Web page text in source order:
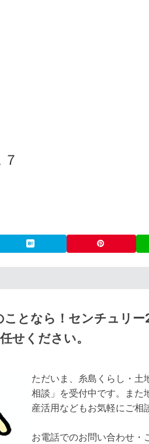
となら！センチュリー
せください。
ただいま、糸島くらし・土
相談」を受付中です。また
産活用などもお気軽にご相
お電話でのお問い合わせ・